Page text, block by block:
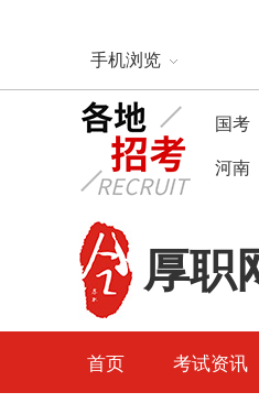
手机浏览
国考
河南
厚职
首页 考试资讯